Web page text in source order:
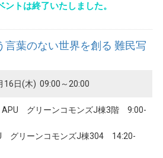
ントは終了いたしました。
言葉のない世界を創る 難民写
16日(木) 09:00～20:00
APU グリーンコモンズJ棟3階 9:00-
グリーンコモンズJ棟304 14:20-